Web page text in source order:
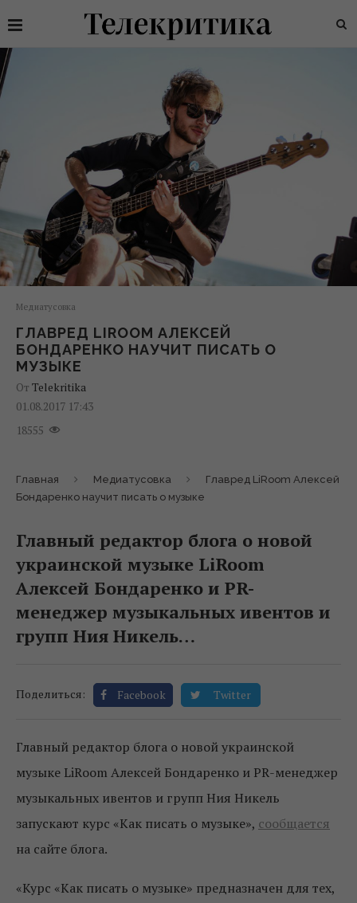
Медиатусовка
ГЛАВРЕД LIROOM АЛЕКСЕЙ
БОНДАРЕНКО НАУЧИТ ПИСАТЬ О
МУЗЫКЕ
От Telekritika
01.08.2017 17:43
18555
Главная Медиатусовка
Главред LiRoom Алексей
Бондаренко научит писать о музыке
Главный редактор блога о новой
украинской музыке LiRoom
Алексей Бондаренко и PR-
менеджер музыкальных ивентов и
групп Ния Никель…
Поделиться: Facebook Twitter
Главный редактор блога о новой украинской
музыке LiRoom Алексей Бондаренко и PR-менеджер
музыкальных ивентов и групп Ния Никель
запускают курс «Как писать о музыке», сообщается
на сайте блога.
«Курс «Как писать о музыке» предназначен для тех,